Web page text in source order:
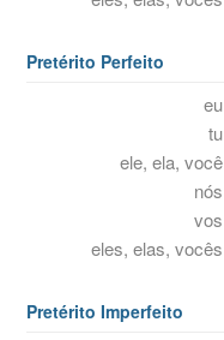
Pretérito Perfeito
eu
tu
ele, ela, você
nós
vos
eles, elas, vocês
Pretérito Imperfeito